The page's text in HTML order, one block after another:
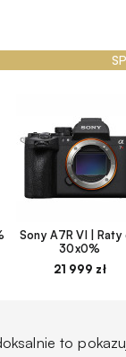
Sony A7R VI | Raty
30x0%
21 999 zł
to